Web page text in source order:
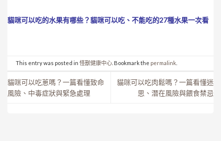
貓咪可以吃的水果有哪些？貓咪可以吃、不能吃的27種水果一次看
This entry was posted in 怪獸健康中心. Bookmark the permalink.
貓咪可以吃蔥嗎？一篇看懂致命
風險、中毒症狀與緊急處理
貓咪可以吃肉鬆嗎？一篇看懂迷
思、潛在風險與餵食禁忌